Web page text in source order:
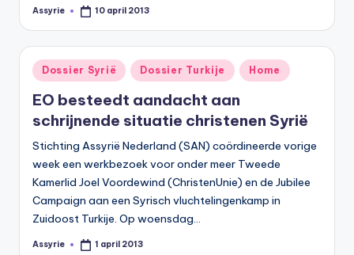
Geplaatst
Assyrie 10 april 2013
Geplaatst
in
Dossier Syrië Dossier Turkije Home
EO besteedt aandacht aan
schrijnende situatie christenen Syrië
Stichting Assyrië Nederland (SAN) coördineerde vorige
week een werkbezoek voor onder meer Tweede
Kamerlid Joel Voordewind (ChristenUnie) en de Jubilee
Campaign aan een Syrisch vluchtelingenkamp in
Zuidoost Turkije. Op woensdag…
Geplaatst
Assyrie 1 april 2013